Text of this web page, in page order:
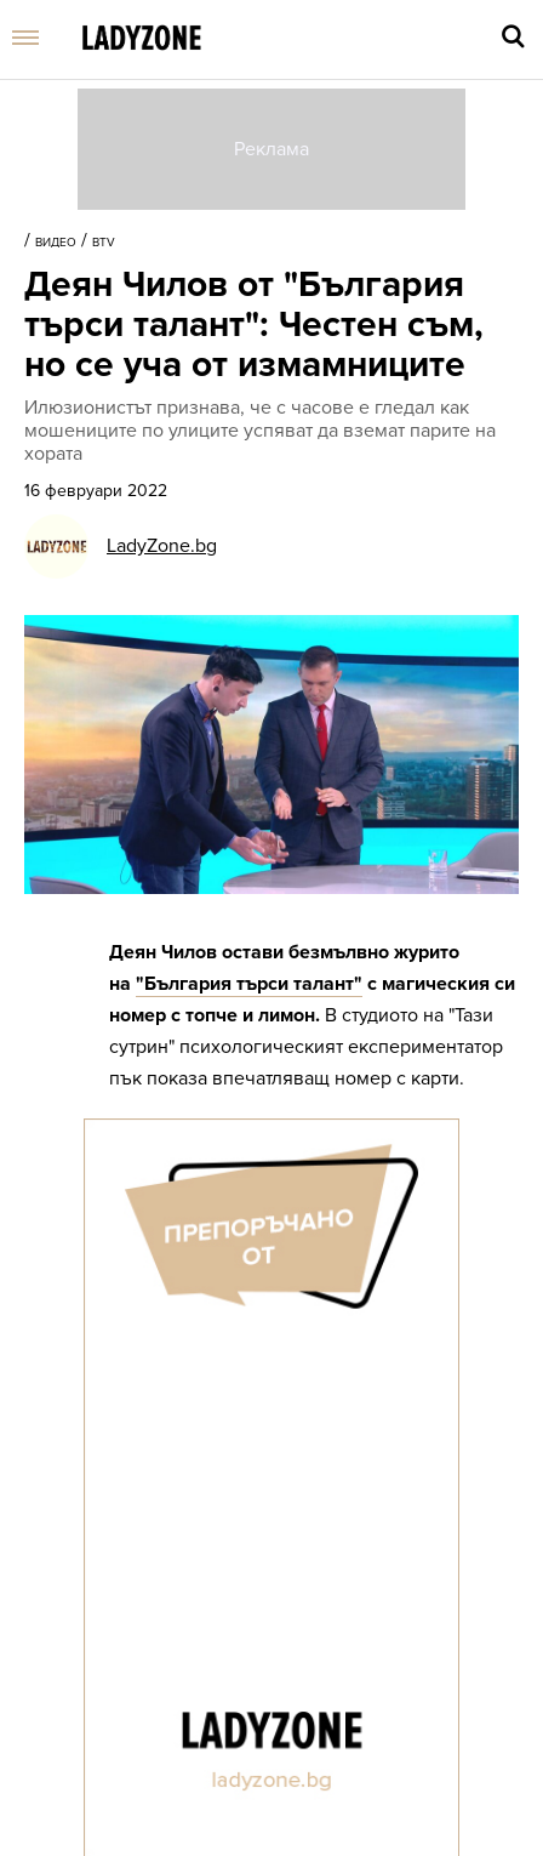
/ ВИДЕО / BTV
Деян Чилов от "България
търси талант": Честен съм,
но се уча от измамниците
Илюзионистът признава, че с часове е гледал как
мошениците по улиците успяват да вземат парите на
хората
16 февруари 2022
LadyZone.bg
Деян Чилов остави безмълвно журито
на "България търси талант" с магическия си
номер с топче и лимон. В студиото на "Тази
сутрин" психологическият експериментатор
пък показа впечатляващ номер с карти.